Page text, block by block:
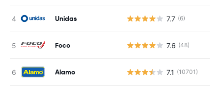
Unidas 7.7 (6)
Foco 7.6 (48)
Alamo 7.1 (10701)